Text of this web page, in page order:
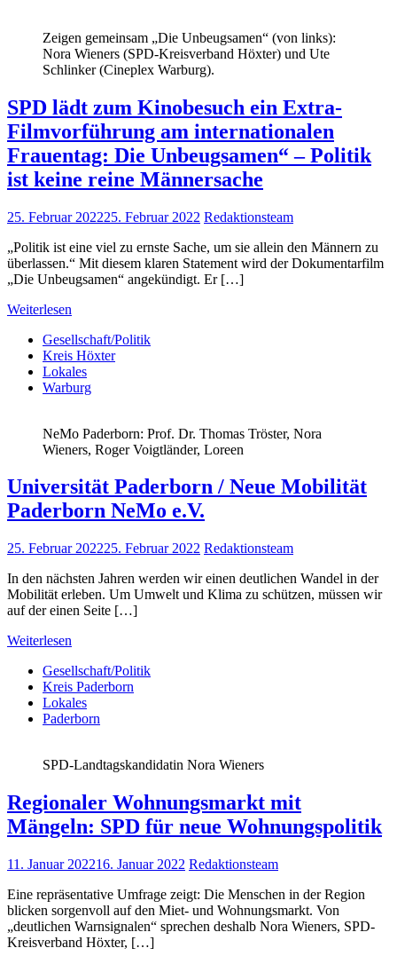
Zeigen gemeinsam „Die Unbeugsamen“ (von links):
Nora Wieners (SPD-Kreisverband Höxter) und Ute
Schlinker (Cineplex Warburg).
SPD lädt zum Kinobesuch ein Extra-
Filmvorführung am internationalen
Frauentag: Die Unbeugsamen“ – Politik
ist keine reine Männersache
25. Februar 202225. Februar 2022 Redaktionsteam
„Politik ist eine viel zu ernste Sache, um sie allein den Männern zu
überlassen.“ Mit diesem klaren Statement wird der Dokumentarfilm
„Die Unbeugsamen“ angekündigt. Er […]
Weiterlesen
Gesellschaft/Politik
Kreis Höxter
Lokales
Warburg
NeMo Paderborn: Prof. Dr. Thomas Tröster, Nora
Wieners, Roger Voigtländer, Loreen
Universität Paderborn / Neue Mobilität
Paderborn NeMo e.V.
25. Februar 202225. Februar 2022 Redaktionsteam
In den nächsten Jahren werden wir einen deutlichen Wandel in der
Mobilität erleben. Um Umwelt und Klima zu schützen, müssen wir
auf der einen Seite […]
Weiterlesen
Gesellschaft/Politik
Kreis Paderborn
Lokales
Paderborn
SPD-Landtagskandidatin Nora Wieners
Regionaler Wohnungsmarkt mit
Mängeln: SPD für neue Wohnungspolitik
11. Januar 202216. Januar 2022 Redaktionsteam
Eine repräsentative Umfrage zeigt: Die Menschen in der Region
blicken sorgenvoll auf den Miet- und Wohnungsmarkt. Von
„deutlichen Warnsignalen“ sprechen deshalb Nora Wieners, SPD-
Kreisverband Höxter, […]